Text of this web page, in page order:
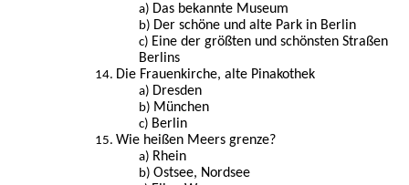
Das bekannte Museum
Der schöne und alte Park in Berlin
Eine der größten und schönsten Straßen
Berlins
Die Frauenkirche, alte Pinakothek
Dresden
München
Berlin
Wie heißen Meers grenze?
Rhein
Ostsee, Nordsee